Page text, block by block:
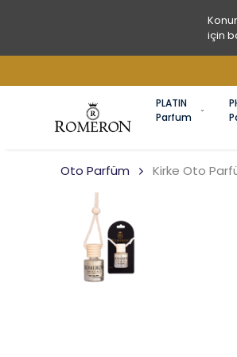
için
PLATIN
Parfum
Oto Parfüm Kirke Oto